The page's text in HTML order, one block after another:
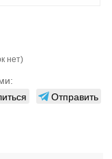
нет)
Отправить